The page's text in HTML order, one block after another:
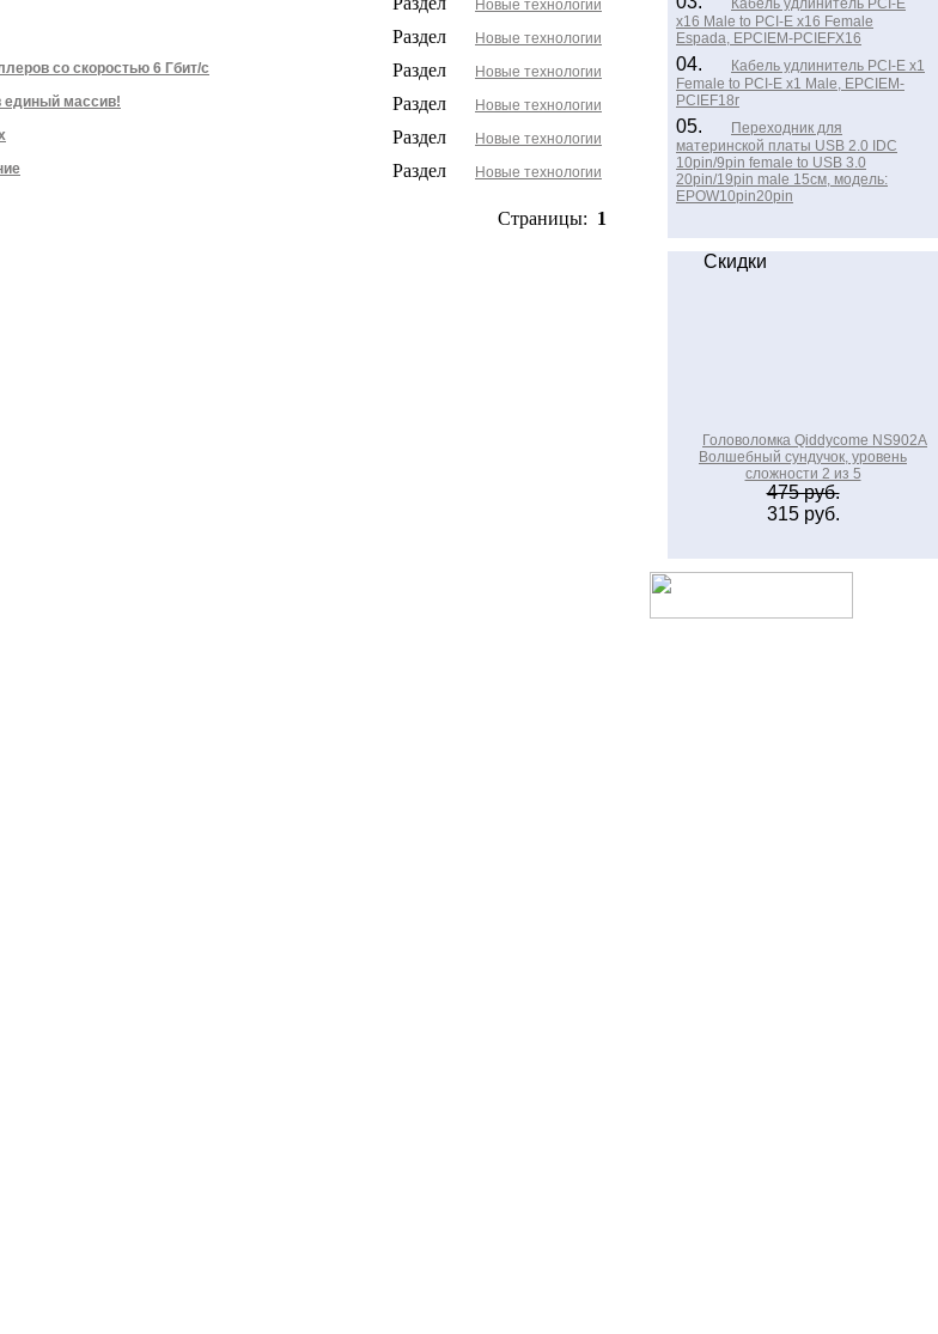
Новые технологии
Раздел
Новые технологии
со скоростью 6 Гбит/с
Раздел
Новые технологии
единый массив!
Раздел
Новые технологии
Раздел
Новые технологии
Раздел Новые технологии
Страницы: 1
Кабель удлинитель PCI-E
x16 Male to PCI-E x16 Female
Espada, EPCIEM-PCIEFX16
04.
Кабель удлинитель PCI-E x1
Female to PCI-E x1 Male, EPCIEM-
PCIEF18r
05.
Переходник для
материнской платы USB 2.0 IDC
10pin/9pin female to USB 3.0
20pin/19pin male 15см, модель:
EPOW10pin20pin
Скидки
Головоломка Qiddycome NS902A
Волшебный сундучок, уровень
сложности 2 из 5
475 руб.
315 руб.